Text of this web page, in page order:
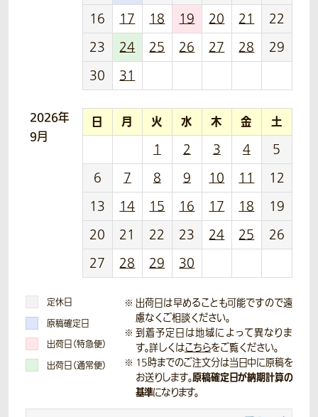
16
17 18 19 20 21
22
23
24 25 26 27 28
29
30
31
2026年
9月
日 月 火 水 木 金 土
1 2 3 4
5
6
7 8 9 10 11
12
13
14 15 16 17 18
19
20
21 22 23 24 25
26
27
28 29 30
定休日
原稿確定日
出荷日（特急便）
出荷日（通常便）
出荷日は早めることも可能ですので遠
慮なくご相談ください。
到着予定日は地域によって異なりま
す。詳しくはこちらをご覧ください。
15時までのご注文分は当日中に原稿を
お送りします。原稿確定日が納期計算の
基準になります。